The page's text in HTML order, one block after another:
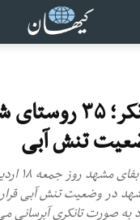
آبرسانی با تانکر؛
تنش آبی
در وضعیت تنش آبی